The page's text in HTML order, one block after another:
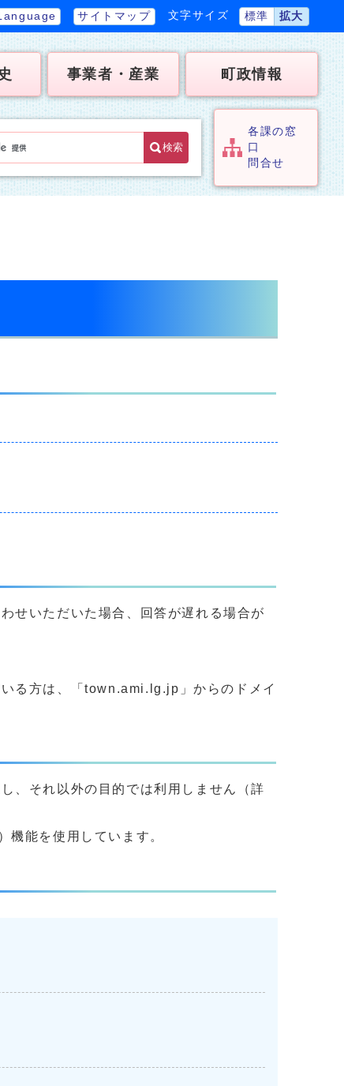
サイトマップ 文字サイズ 標準 拡大
事業者・産業 町政情報
検索
各課の窓
口
問合せ
せいただいた場合、回答が遅れる場合が
る方は、「town.ami.lg.jp」からのドメイ
、それ以外の目的では利用しません（詳
能を使用しています。